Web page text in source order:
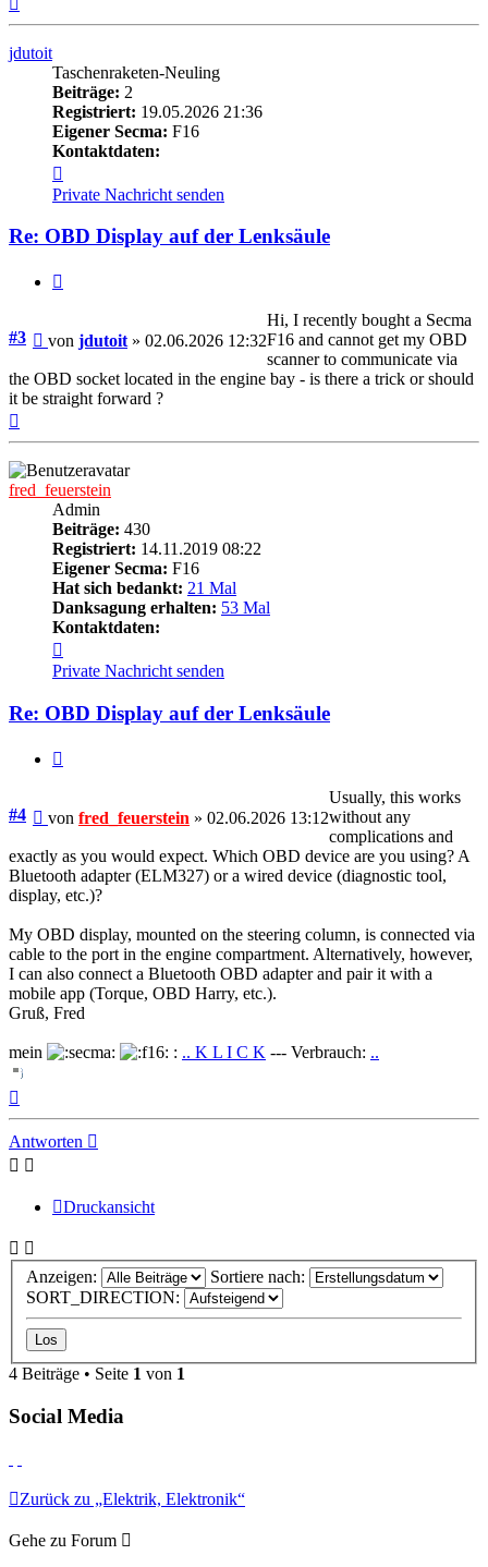
jdutoit
Taschenraketen-Neuling
Beiträge: 2
Registriert: 19.05.2026 21:36
Eigener Secma: F16
Kontaktdaten:
von
jdutoit
Private Nachricht senden
Re: OBD Display auf der Lenksäule
#3 Beitrag
von jdutoit » 02.06.2026 12:32
Hi, I recently bought a Secma
F16 and cannot get my OBD
scanner to communicate via
the OBD socket located in the engine bay - is there a trick or should
it be straight forward ?
fred_feuerstein
Admin
Beiträge: 430
Registriert: 14.11.2019 08:22
Eigener Secma: F16
Hat sich bedankt: 21 Mal
Danksagung erhalten: 53 Mal
Kontaktdaten:
von
fred_feuerstein
Private Nachricht senden
Re: OBD Display auf der Lenksäule
#4 Beitrag
von fred_feuerstein » 02.06.2026 13:12
Usually, this works
without any
complications and
exactly as you would expect. Which OBD device are you using? A
Bluetooth adapter (ELM327) or a wired device (diagnostic tool,
display, etc.)?
My OBD display, mounted on the steering column, is connected via
cable to the port in the engine compartment. Alternatively, however,
I can also connect a Bluetooth OBD adapter and pair it with a
mobile app (Torque, OBD Harry, etc.).
Gruß, Fred
mein : .. K L I C K --- Verbrauch: ..
Antworten
Druckansicht
Anzeigen:
Sortiere nach:
SORT_DIRECTION:
4 Beiträge • Seite 1 von 1
Social Media
Zurück zu „Elektrik, Elektronik“
Gehe zu Forum